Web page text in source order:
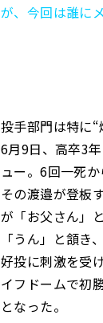
が、今回は誰に
投手部門は特に“
6月9日、高卒3
ュー。6回一死
その渡邉が登板
が「お父さん」
「うん」と頷
好投に刺激を受
イフドームで初
となった。